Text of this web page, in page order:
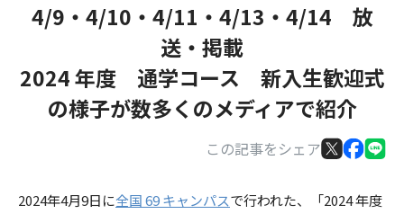
この記事をシェア
4/9・4/10・4/11・4/13・4/14 放
送・掲載
2024 年度 通学コース 新入生歓迎式
の様子が数多くのメディアで紹介
2024年4月9日に全国 69 キャンパスで行われた、「2024 年度